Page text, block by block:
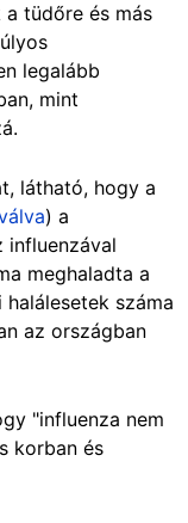
a tüdőre és más
legalább
mint
látható, hogy a
) a
influenzával
meghaladta a
száma
az országban
"influenza nem
korban és